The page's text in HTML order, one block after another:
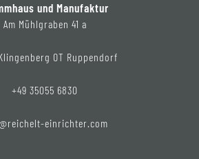
und Manufaktur
Am Mühlgraben 41 a
OT Ruppendorf
+49 35055 6830
einrichter.com